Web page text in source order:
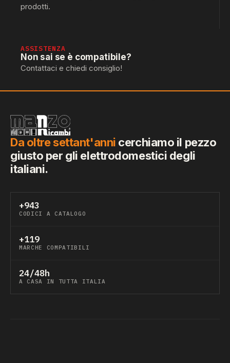
prodotti.
ASSISTENZA
Non sai se è compatibile?
Contattaci e chiedi consiglio!
Da oltre settant'anni cerchiamo il pezzo
giusto per gli elettrodomestici degli
italiani.
+943
CODICI A CATALOGO
+119
MARCHE COMPATIBILI
24/48h
A CASA IN TUTTA ITALIA